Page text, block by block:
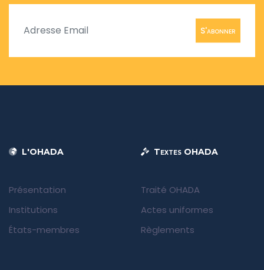
S'abonner
L'OHADA
Présentation
Institutions
États-membres
Textes OHADA
Traité OHADA
Actes uniformes
Règlements